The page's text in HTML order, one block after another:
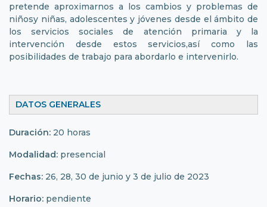
pretende aproximarnos a los cambios y problemas de
niñosy niñas, adolescentes y jóvenes desde el ámbito de
los servicios sociales de atención primaria y la
intervención desde estos servicios,así como las
posibilidades de trabajo para abordarlo e intervenirlo.
DATOS GENERALES
Duración: 20 horas
Modalidad: presencial
Fechas: 26, 28, 30 de junio y 3 de julio de 2023
Horario: pendiente